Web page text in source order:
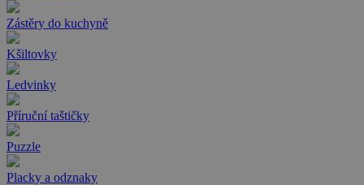
Zástěry do kuchyně
Kšiltovky
Ledvinky
Příruční taštičky
Puzzle
Placky a odznaky